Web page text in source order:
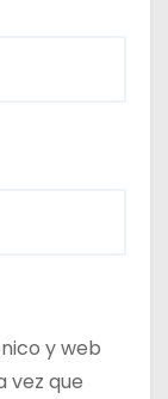
y web
vez que